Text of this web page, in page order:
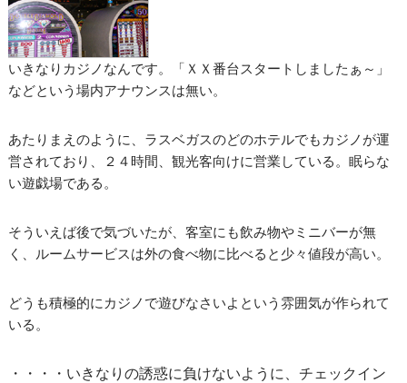
いきなりカジノなんです。「ＸＸ番台スタートしましたぁ～」
などという場内アナウンスは無い。
あたりまえのように、ラスベガスのどのホテルでもカジノが運
営されており、２４時間、観光客向けに営業している。眠らな
い遊戯場である。
そういえば後で気づいたが、客室にも飲み物やミニバーが無
く、ルームサービスは外の食べ物に比べると少々値段が高い。
どうも積極的にカジノで遊びなさいよという雰囲気が作られて
いる。
・・・・いきなりの誘惑に負けないように、チェックイン